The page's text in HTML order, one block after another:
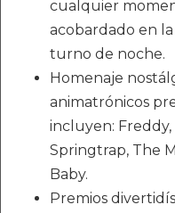
cualquier
acobardado en
turno de noche.
Homenaje
animatrónicos
incluyen: Freddy,
Springtrap, The
Baby.
Premios